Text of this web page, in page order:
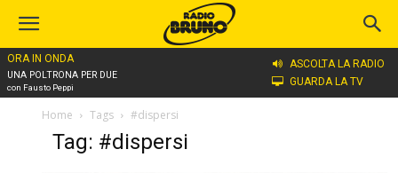
ORA IN ONDA
UNA POLTRONA PER DUE
con Fausto Peppi
ASCOLTA LA RADIO
GUARDA LA TV
Home Tags #dispersi
Tag: #dispersi